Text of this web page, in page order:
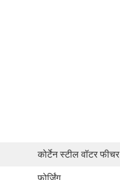
कोर्टेन स्टील वॉटर फीचर
फोर्जिंग